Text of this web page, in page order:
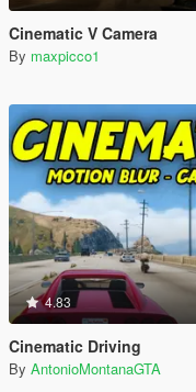
Cinematic V Camera
By maxpicco1
4.83
Cinematic Driving
By AntonioMontanaGTA